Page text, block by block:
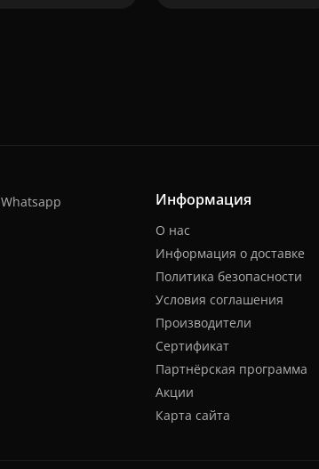
Whatsapp Информация
О нас
Информация о доставке
Политика безопасности
Условия соглашения
Производители
Сертификат
Партнёрская программа
Акции
Карта сайта